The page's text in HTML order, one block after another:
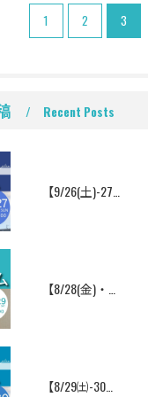
1 2 3
Recent Posts
【9/26(土)-27(日)】家のことまるごとお悩み相談会！TOTOショールーム相談会
【8/28(金)・29(土)】年に一度のLIXIL特別イベント
【8/29㈯-30㈰】水まわりからフルリフォームまで！TOTOショールーム相談会